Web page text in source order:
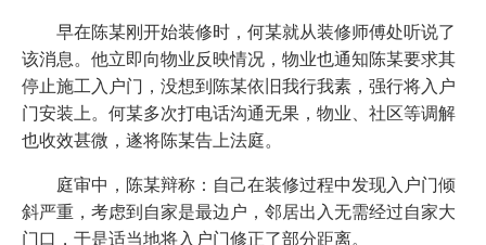
早在陈某刚开始装修时，何某就从装修师傅处听说了
该消息。他立即向物业反映情况，物业也通知陈某要求其
停止施工入户门，没想到陈某依旧我行我素，强行将入户
门安装上。何某多次打电话沟通无果，物业、社区等调解
也收效甚微，遂将陈某告上法庭。
庭审中，陈某辩称：自己在装修过程中发现入户门倾
斜严重，考虑到自家是最边户，邻居出入无需经过自家大
门口，于是适当地将入户门修正了部分距离。